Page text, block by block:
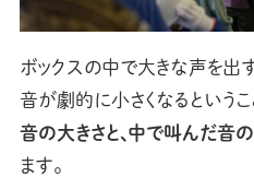
ボックスの中で大きな声を出
音が劇的に小さくなるというこ
音の大きさと、中で叫んだ音
ます。